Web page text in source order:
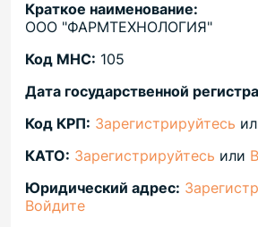
Краткое наименование:
ООО "ФАРМТЕХНОЛОГИЯ"
Код МНС: 105
Дата государственной
Код КРП: Зарегистрируйтесь
КАТО: Зарегистрируйтесь или
Юридический адрес:
Войдите